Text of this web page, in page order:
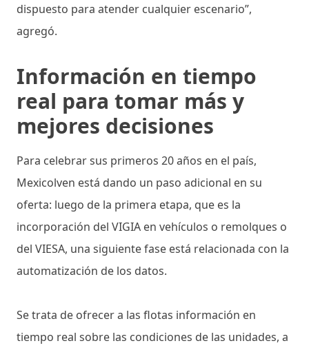
dispuesto para atender cualquier escenario”,
agregó.
Información en tiempo
real para tomar más y
mejores decisiones
Para celebrar sus primeros 20 años en el país,
Mexicolven está dando un paso adicional en su
oferta: luego de la primera etapa, que es la
incorporación del VIGIA en vehículos o remolques o
del VIESA, una siguiente fase está relacionada con la
automatización de los datos.
Se trata de ofrecer a las flotas información en
tiempo real sobre las condiciones de las unidades, a